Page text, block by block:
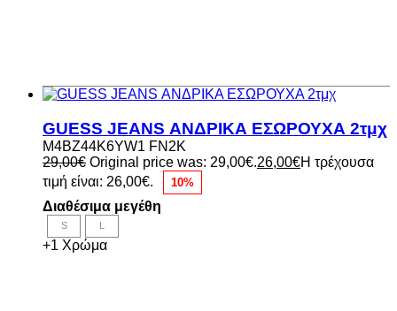
GUESS JEANS ΑΝΔΡΙΚΑ ΕΣΩΡΟΥΧΑ 2τμχ
M4BZ44K6YW1 FN2K
29,00€ Original price was: 29,00€.26,00€Η τρέχουσα
τιμή είναι: 26,00€.
10%
Διαθέσιμα μεγέθη
S L
+1 Χρώμα